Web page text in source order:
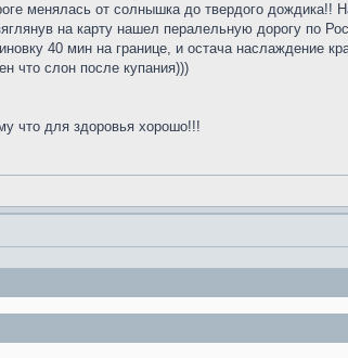
менялась от солнышка до твердого дождика!!
на карту нашел пералельную дорогу по
40 мин на границе, и остача наслаждение
что слон после купания)))
что для здоровья хорошо!!!